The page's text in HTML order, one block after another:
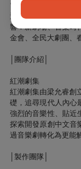
電影、MV、品牌商
近期合作劇團：紅潮
響．新劇場、音樂時
金會、全民大劇團、
│團隊介紹│
紅潮劇集
紅潮劇集由梁允睿創
礎，追尋現代人內心
強烈的音樂性、貼近
探索開發原創中文音
過音樂劇轉化為更能
│製作團隊│